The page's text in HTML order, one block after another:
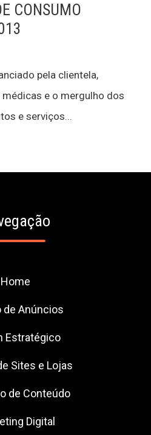
CONSUMO
pela clientela,
e o mergulho dos
e serviços...
Home
de Anúncios
Estratégico
Sites e Lojas
de Conteúdo
Digital